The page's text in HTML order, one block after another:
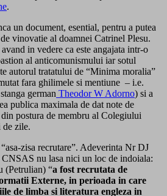
.
un document, esential, pentru a putea
vinovatie al doamnei Catrinel Plesu.
in vedere ca este angajata intr-o
al anticomunismului iar sotul
autorul tratatului de “Minima moralia”
fara ghilimele si mentiune – i.e.
german Theodor W Adorno) si a
publica maximala de dat note de
postura de membru al Colegiului
zile.
zisa recrutare”. Adeverinta Nr DJ
CNSAS nu lasa nici un loc de indoiala:
(Petrulian) “a fost recrutata de
Externe, in perioada in care
de limba si literatura engleza in